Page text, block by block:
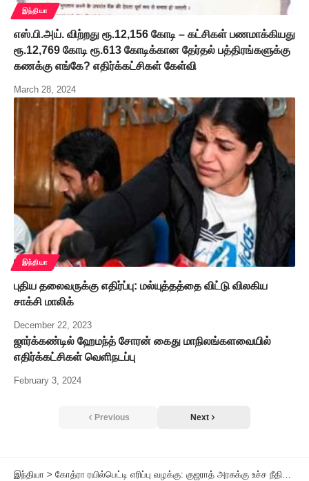
இந்தியா
எஸ்.பி.அய். விற்றது ரூ.12,156 கோடி – கட்சிகள் பணமாக்கியது
ரூ.12,769 கோடி ரூ.613 கோடிக்கான தேர்தல் பத்திரங்களுக்கு
கணக்கு எங்கே? எதிர்க்கட்சிகள் கேள்வி
March 28, 2024
இந்தியா
புதிய தலைவருக்கு எதிர்ப்பு: மல்யுத்தத்தை விட்டு விலகிய
சாக்சி மாலிக்
December 22, 2023
ஜார்க்கண்டில் ஹேமந்த் சோரன் கைது மாநிலங்களவையில்
எதிர்க்கட்சிகள் வெளிநடப்பு
February 3, 2024
Previous Next
இந்தியா > கோத்ரா ரயில்பெட்டி எரிப்பு வழக்கு: குஜராத் அரசுக்கு உச்ச நீதிமன்றம் தாக்கீது!